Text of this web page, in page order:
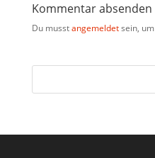
Kommentar absenden
Du musstangemeldetsein,